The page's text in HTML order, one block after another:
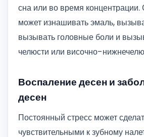
сна или во время
может изнашивать эмаль,
вызывать головные боли и
челюсти или височно-
Воспаление десен и
десен
Постоянный стресс может
чувствительными к зубному